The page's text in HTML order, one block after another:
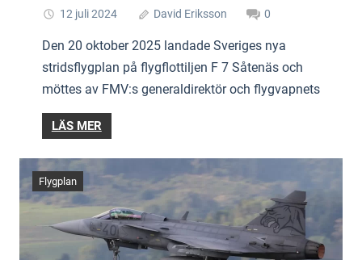
12 juli 2024 David Eriksson 0
Den 20 oktober 2025 landade Sveriges nya
stridsflygplan på flygflottiljen F 7 Såtenäs och
möttes av FMV:s generaldirektör och flygvapnets
LÄS MER
Flygplan